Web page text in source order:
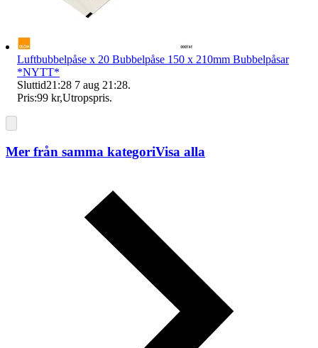
Luftbubbelpåse x 20 Bubbelpåse 150 x 210mm Bubbelpåsar
*NYTT*
Sluttid21:28 7 aug 21:28.
Pris:99 kr,Utropspris.
Mer från samma kategoriVisa alla